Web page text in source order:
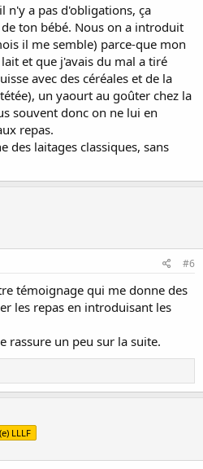
n'y a pas d'obligations, ça
ton bébé. Nous on a introduit
il me semble) parce-que mon
et que j'avais du mal a tiré
avec des céréales et de la
un yaourt au goûter chez la
souvent donc on ne lui en
repas.
des laitages classiques, sans
#6
témoignage qui me donne des
les repas en introduisant les
rassure un peu sur la suite.
LLLF